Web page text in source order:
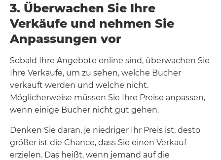
3. Überwachen Sie Ihre
Verkäufe und nehmen Sie
Anpassungen vor
Sobald Ihre Angebote online sind, überwachen Sie
Ihre Verkäufe, um zu sehen, welche Bücher
verkauft werden und welche nicht.
Möglicherweise müssen Sie Ihre Preise anpassen,
wenn einige Bücher nicht gut gehen.
Denken Sie daran, je niedriger Ihr Preis ist, desto
größer ist die Chance, dass Sie einen Verkauf
erzielen. Das heißt, wenn jemand auf die